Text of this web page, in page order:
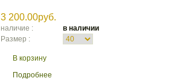
3 200.00руб.
наличие :
в наличии
Размер :
В корзину
Подробнее